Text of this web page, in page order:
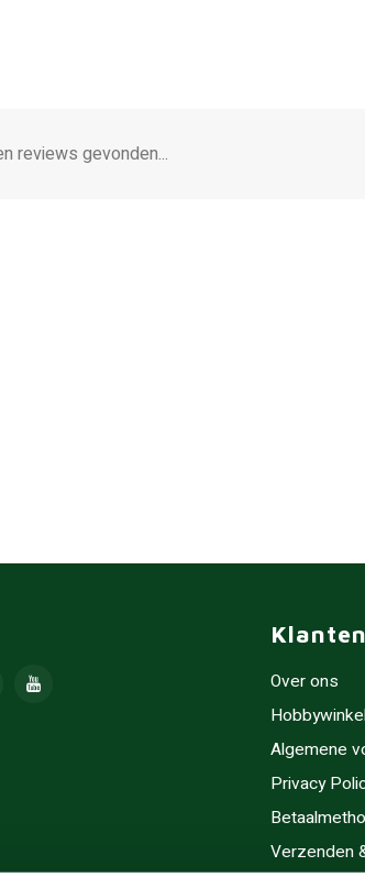
reviews gevonden...
Over ons
Algemene
Privacy
Verzenden